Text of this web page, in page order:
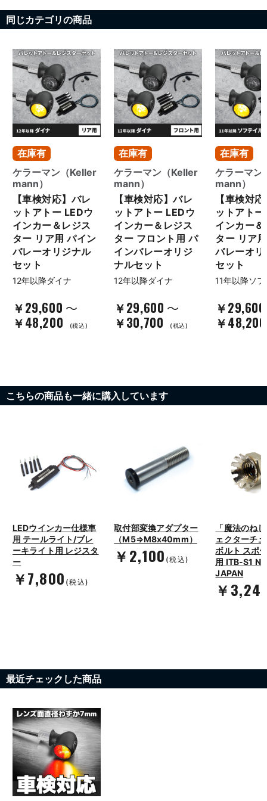
イティングブランドで、超小型
ながら非常に高い視認性を持つ
LEDウィンカーが特徴です。純
スリムでコンパクトなデザイン
は、車体のシルエットをすっき
りと引き立て、フォーティーエ
イトのシンプルでクールなスタ
イリングをさらに際立たせま
す。もちろん全て車検対応品で
の施工です。 見た目の印象を大
きく変えたい方に、ウィンカー
交換はコストパフォーマンスの
高いカスタムのひとつです。ぜ
ひパインバレーにご相談くださ
い。 XL1200X フォーティーエイ
トのカスタムは、ぜひパインバ
レーにお任せください。
No.144311
たお気持ちに、心より感謝いた
ボディに、王道のフォーティー
タム構成。街乗りにもツーリン
グにも映える仕上がりで、まさ
に乗るたびに所有感を満たす一
台となっています。 ご納車前に
はしっかりと納車整備を実施
し、安心してお乗りいただける
状態に仕上げてまいります。 フ
ォーティーエイトの中古車・カ
スタム車両は、ぜひパインバレ
ーにお任せください。
No.139894
同じカテゴリの商品
在庫有
ケラーマン（Keller
mann）
【車検対応】バレ
ットアトー LEDウ
インカー＆レジス
ター リア用 パイン
バレーオリジナル
セット
12年以降ダイナ
￥29,600 ～
￥48,200 (税込)
在庫有
ケラーマン（Keller
mann）
【車検対応】バレ
ットアトー LEDウ
インカー＆レジス
ター フロント用 パ
インバレーオリジ
ナルセット
12年以降ダイナ
￥29,600 ～
￥30,700 (税込)
在庫有
ケラーマ
mann）
【車検対
ットアト
インカー
ター リア
バレーオ
セット
11年以降ソ
￥29,600
￥48,200
こちらの商品も一緒に購入しています
LEDウインカー仕様車
用 テールライト/ブレ
ーキライト用 レジスタ
ー
￥7,800 (税込)
取付部変換アダプター
（M5⇒M8x40mm）
￥2,100 (税込)
「魔法のね
ェクターチ
ボルト スポ
用 ITB-S1
JAPAN
￥
最近チェックした商品